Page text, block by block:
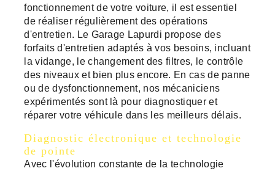
fonctionnement de votre voiture, il est essentiel
de réaliser régulièrement des opérations
d'entretien. Le Garage Lapurdi propose des
forfaits d'entretien adaptés à vos besoins, incluant
la vidange, le changement des filtres, le contrôle
des niveaux et bien plus encore. En cas de panne
ou de dysfonctionnement, nos mécaniciens
expérimentés sont là pour diagnostiquer et
réparer votre véhicule dans les meilleurs délais.
Diagnostic électronique et technologie
de pointe
Avec l'évolution constante de la technologie